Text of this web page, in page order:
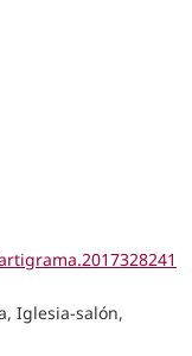
Iglesia-salón,